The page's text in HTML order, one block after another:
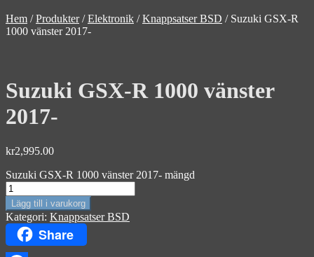
Hem /Produkter/Elektronik /Knappsatser BSD / Suzuki GSX-R
1000 vänster 2017-
Suzuki GSX-R 1000 vänster
2017-
kr2,995.00
Suzuki GSX-R 1000 vänster 2017- mängd
Lägg till i varukorg
Kategori: Knappsatser BSD
Share